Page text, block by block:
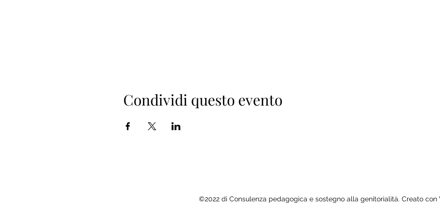
Condividi questo evento
©2022 di Consulenza pedagogica e sostegno alla genitorialità. Creato con